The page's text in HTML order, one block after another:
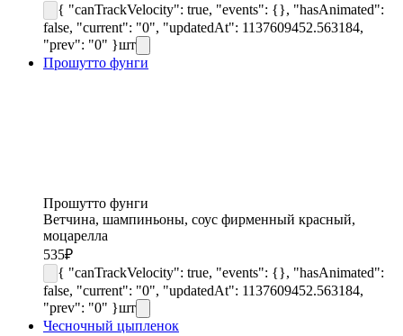
{ "canTrackVelocity": true, "events": {}, "hasAnimated":
false, "current": "0", "updatedAt": 1137609452.563184,
"prev": "0" }шт
Прошутто фунги
Прошутто фунги
Ветчина, шампиньоны, соус фирменный красный,
моцарелла
535₽
{ "canTrackVelocity": true, "events": {}, "hasAnimated":
false, "current": "0", "updatedAt": 1137609452.563184,
"prev": "0" }шт
Чесночный цыпленок